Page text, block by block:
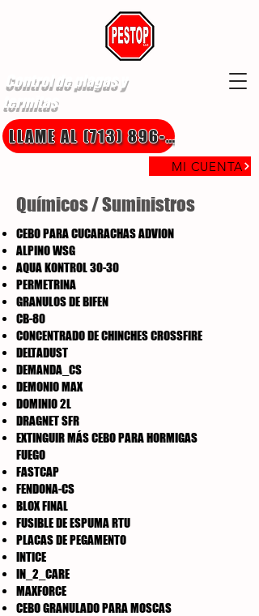
Control de plagas y
termitas
MI CUENTA
LLAME AL (713) 896-8850
Químicos / Suministros
CEBO PARA CUCARACHAS ADVION
ALPINO WSG
AQUA KONTROL 30-30
PERMETRINA
GRANULOS DE BIFEN
CB-80
CONCENTRADO DE CHINCHES CROSSFIRE
DELTADUST
DEMANDA_CS
DEMONIO MAX
DOMINIO 2L
DRAGNET SFR
EXTINGUIR MÁS CEBO PARA HORMIGAS
FUEGO
FASTCAP
FENDONA-CS
BLOX FINAL
FUSIBLE DE ESPUMA RTU
PLACAS DE PEGAMENTO
INTICE
IN_2_CARE
MAXFORCE
CEBO GRANULADO PARA MOSCAS